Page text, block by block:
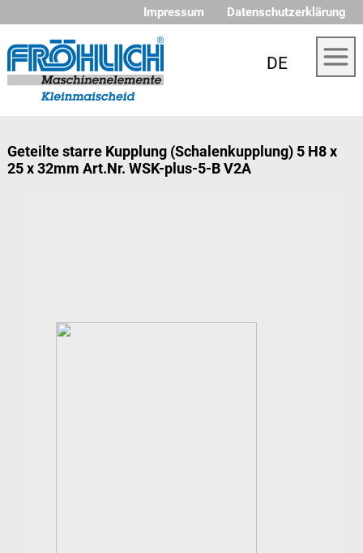
Impressum Datenschutzerklärung
DE
Geteilte starre Kupplung (Schalenkupplung) 5 H8 x
25 x 32mm Art.Nr. WSK-plus-5-B V2A